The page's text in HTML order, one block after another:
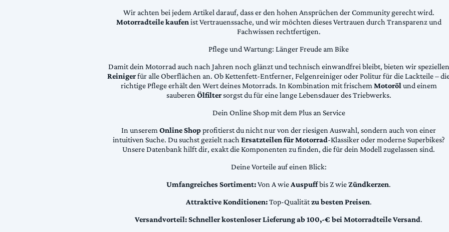
Wir achten bei jedem Artikel darauf, dass er den hohen Ansprüchen der Community gerecht wird.
Motorradteile kaufenist Vertrauenssache, und wir möchten dieses Vertrauen durch Transparenz und
Fachwissen rechtfertigen.
Pflege und Wartung: Länger Freude am Bike
Damit dein Motorrad auch nach Jahren noch glänzt und technisch einwandfrei bleibt, bieten wir speziellen
Reinigerfür alle Oberflächen an. Ob Kettenfett-Entferner, Felgenreiniger oder Politur für die Lackteile –
richtige Pflege erhält den Wert deines Motorrads. In Kombination mit frischemMotorölund einem
sauberenÖlfiltersorgst du für eine lange Lebensdauer des Triebwerks.
Dein Online Shop mit dem Plus an Service
In unseremOnline Shopprofitierst du nicht nur von der riesigen Auswahl, sondern auch von einer
intuitiven Suche. Du suchst gezielt nachErsatzteilen für Motorrad-Klassiker oder moderne Superbikes?
Unsere Datenbank hilft dir, exakt die Komponenten zu finden, die für dein Modell zugelassen sind.
Deine Vorteile auf einen Blick:
Umfangreiches Sortiment:Von A wieAuspuffbis Z wieZündkerzen.
Attraktive Konditionen:Top-Qualitätzu besten Preisen.
Versandvorteil:Schneller kostenloser Lieferung ab 100,-€ bei Motorradteile Versand.